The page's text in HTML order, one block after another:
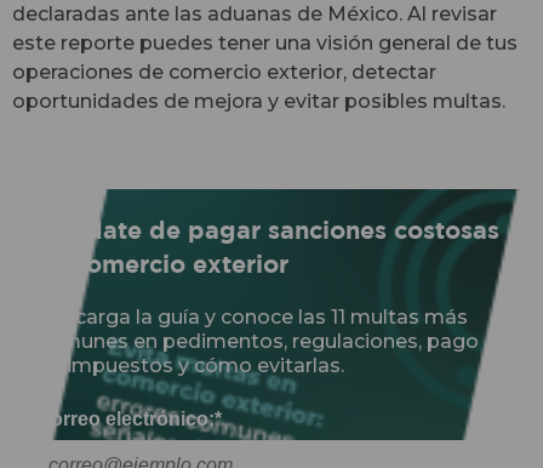
declaradas ante las aduanas de México. Al revisar
este reporte puedes tener una visión general de tus
operaciones de comercio exterior, detectar
oportunidades de mejora y evitar posibles multas.
Olvídate de pagar sanciones costosas
en comercio exterior
Descarga la guía y conoce las 11 multas más
comunes en pedimentos, regulaciones, pago
de impuestos y cómo evitarlas.
Correo electrónico:*